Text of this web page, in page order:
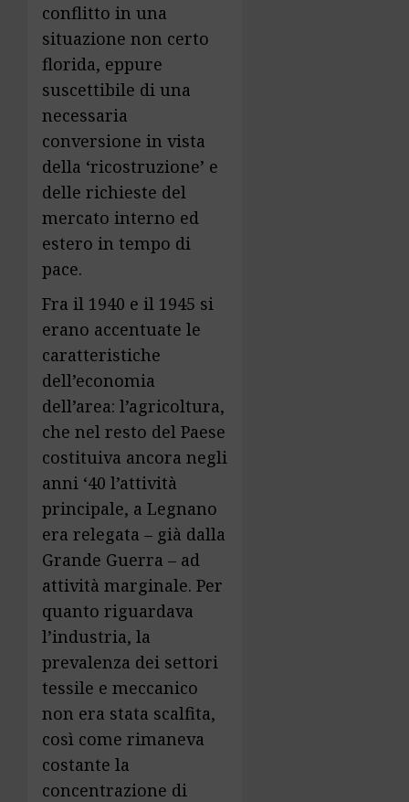
conflitto in una
situazione non certo
florida, eppure
suscettibile di una
necessaria
conversione in vista
della ‘ricostruzione’ e
delle richieste del
mercato interno ed
estero in tempo di
pace.
Fra il 1940 e il 1945 si
erano accentuate le
caratteristiche
dell’econo­mia
dell’area: l’agricoltura,
che nel resto del Paese
costituiva ancora negli
anni ‘40 l’attività
principale, a Legnano
era relegata – già dalla
Grande Guerra – ad
attività marginale. Per
quanto riguardava
l’industria, la
prevalenza dei settori
tessile e meccanico
non era stata scalfita,
così come rimaneva
costante la
concentrazione di